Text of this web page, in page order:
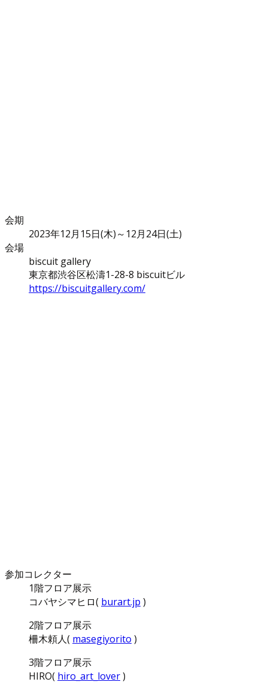
会期
2023年12月15日(木)～12月24日(土)
会場
biscuit gallery
東京都渋谷区松濤1-28-8 biscuitビル
https://biscuitgallery.com/
参加コレクター
1階フロア展示
コバヤシマヒロ( burart.jp )
2階フロア展示
柵木頼人( masegiyorito )
3階フロア展示
HIRO( hiro_art_lover)